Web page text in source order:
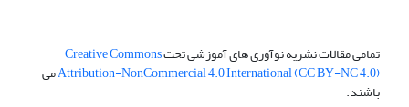
تمامی مقالات نشریه نوآوری های آموزشی تحتCreative Commons
Attribution-NonCommercial 4.0 International (CC BY-NC 4.0)می
باشند.